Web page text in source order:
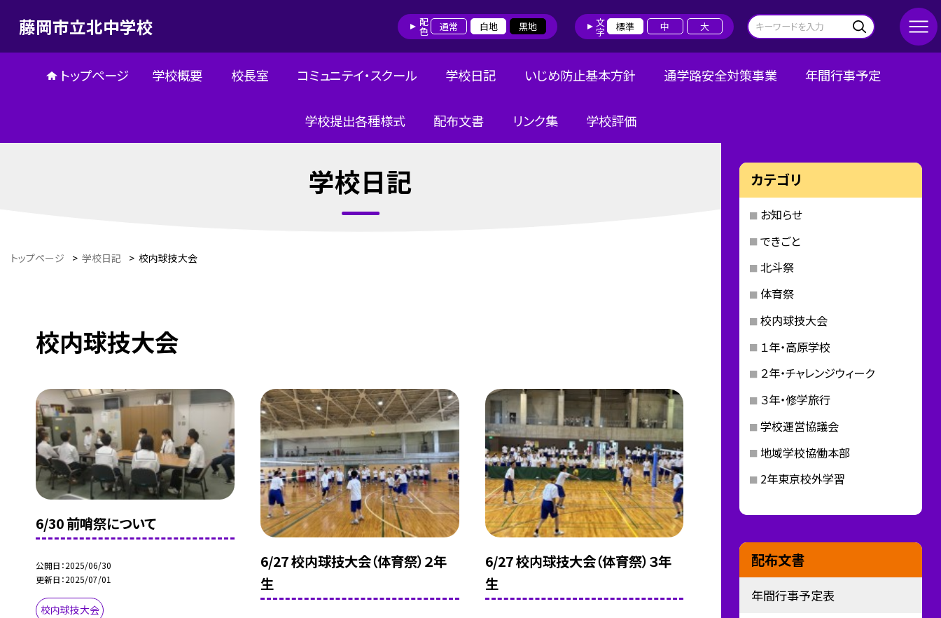
藤岡市立北中学校 配色 通常 白地 黒地 文字 標準 中 大
トップページ 学校概要 校長室 コミュニテイ・スクール 学校日記 いじめ防止基本方針 通学路安全対策事業 年間行事予定
学校提出各種様式 配布文書 リンク集 学校評価
学校日記
トップページ > 学校日記 > 校内球技大会
校内球技大会
6/30 前哨祭について
公開日 2025/06/30
更新日 2025/07/01
校内球技大会
6/27 校内球技大会（体育祭）２年
生
6/27 校内球技大会（体育祭）３年
生
カテゴリ
お知らせ
できごと
北斗祭
体育祭
校内球技大会
１年・高原学校
２年・チャレンジウィーク
３年・修学旅行
学校運営協議会
地域学校協働本部
2年東京校外学習
配布文書
年間行事予定表